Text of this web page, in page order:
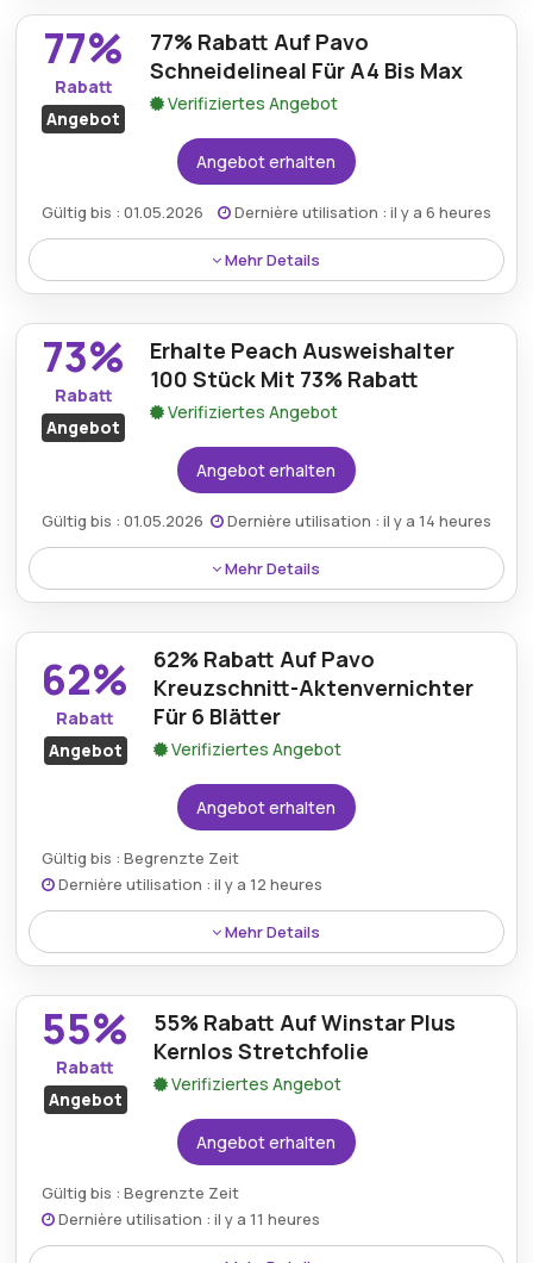
Nachlass von 78% angeboten, wenn sie direkt über
die Rabattkollektion von Verpackungsteam bestellt
werden.
77%
Rabatt
Angebot
77% Rabatt Auf Pavo
Schneidelineal Für A4 Bis Max
Verifiziertes Angebot
Angebot erhalten
Gültig bis : 01.05.2026 Dernière utilisation : il y a 6 heures
Mehr Details
Das Pavo-Schneidlineal für A4 bis zur maximalen
Größe ist mit 77% Rabatt erhältlich und bietet
Präzision sowie Langlebigkeit für genaue Bastel- und
Schneideprojekte.
73%
Rabatt
Angebot
Erhalte Peach Ausweishalter
100 Stück Mit 73% Rabatt
Verifiziertes Angebot
Angebot erhalten
Gültig bis : 01.05.2026 Dernière utilisation : il y a 14 heures
Mehr Details
Sparen Sie 73% auf 100 Stück Peach Ausweishalter
und erhalten Sie eine praktische und kostengünstige
Lösung für Organisationen.
62%
Rabatt
Angebot
62% Rabatt Auf Pavo
Kreuzschnitt-Aktenvernichter
Für 6 Blätter
Verifiziertes Angebot
Angebot erhalten
Gültig bis : Begrenzte Zeit
Dernière utilisation : il y a 12 heures
Mehr Details
Ein Pavo-Kreuzschnitt-Aktenvernichter mit
Kapazität für sechs Blatt ist jetzt mit einem
beachtlichen Nachlass von 62% gelistet.
55%
Rabatt
Angebot
55% Rabatt Auf Winstar Plus
Kernlos Stretchfolie
Verifiziertes Angebot
Angebot erhalten
Gültig bis : Begrenzte Zeit
Dernière utilisation : il y a 11 heures